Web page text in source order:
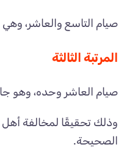
صيام التاسع والعاشر، وهي
المرتبة الثالثة
صيام العاشر وحده، وهو
وذلك تحقيقًا لمخالفة
الصحيحة.